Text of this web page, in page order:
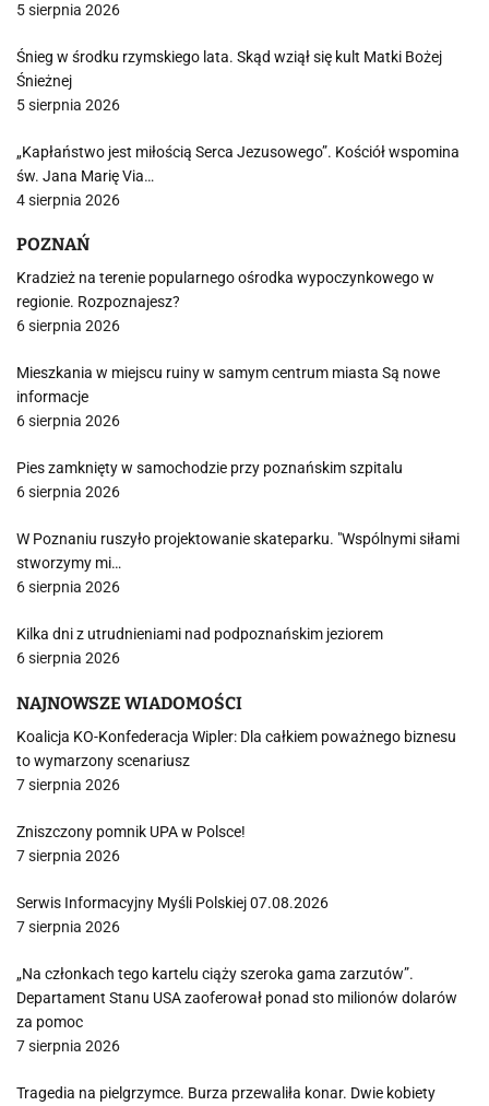
5 sierpnia 2026
Śnieg w środku rzymskiego lata. Skąd wziął się kult Matki Bożej
Śnieżnej
5 sierpnia 2026
„Kapłaństwo jest miłością Serca Jezusowego”. Kościół wspomina
św. Jana Marię Via…
4 sierpnia 2026
POZNAŃ
Kradzież na terenie popularnego ośrodka wypoczynkowego w
regionie. Rozpoznajesz?
6 sierpnia 2026
Mieszkania w miejscu ruiny w samym centrum miasta Są nowe
informacje
6 sierpnia 2026
Pies zamknięty w samochodzie przy poznańskim szpitalu
6 sierpnia 2026
W Poznaniu ruszyło projektowanie skateparku. "Wspólnymi siłami
stworzymy mi…
6 sierpnia 2026
Kilka dni z utrudnieniami nad podpoznańskim jeziorem
6 sierpnia 2026
NAJNOWSZE WIADOMOŚCI
Koalicja KO-Konfederacja Wipler: Dla całkiem poważnego biznesu
to wymarzony scenariusz
7 sierpnia 2026
Zniszczony pomnik UPA w Polsce!
7 sierpnia 2026
Serwis Informacyjny Myśli Polskiej 07.08.2026
7 sierpnia 2026
„Na członkach tego kartelu ciąży szeroka gama zarzutów”.
Departament Stanu USA zaoferował ponad sto milionów dolarów
za pomoc
7 sierpnia 2026
Tragedia na pielgrzymce. Burza przewaliła konar. Dwie kobiety